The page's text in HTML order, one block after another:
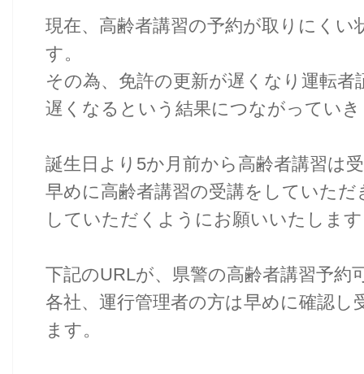
現在、高齢者講習の予約が取りにく
す。
その為、免許の更新が遅くなり運転者
遅くなるという結果につながってい
誕生日より5か月前から高齢者講習は
早めに高齢者講習の受講をしていただ
していただくようにお願いいたしま
下記のURLが、県警の高齢者講習予約
各社、運行管理者の方は早めに確認し
ます。